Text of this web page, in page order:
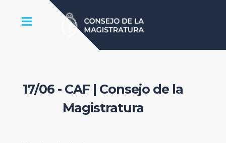
17/06 - CAF | Consejo de la
Magistratura